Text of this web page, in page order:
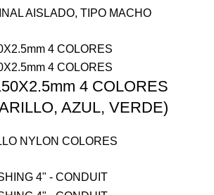
AISLADO, TIPO MACHO
4 COLORES
AZUL, VERDE)
NYLON COLORES